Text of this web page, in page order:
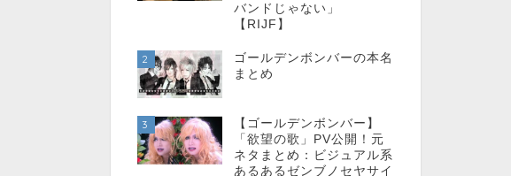
バンドじゃない」
【RIJF】
2
ゴールデンボンバーの本名
まとめ
3
【ゴールデンボンバー】
「欲望の歌」PV公開！元
ネタまとめ：ビジュアル系
あるあるゼンブノセヤサイ